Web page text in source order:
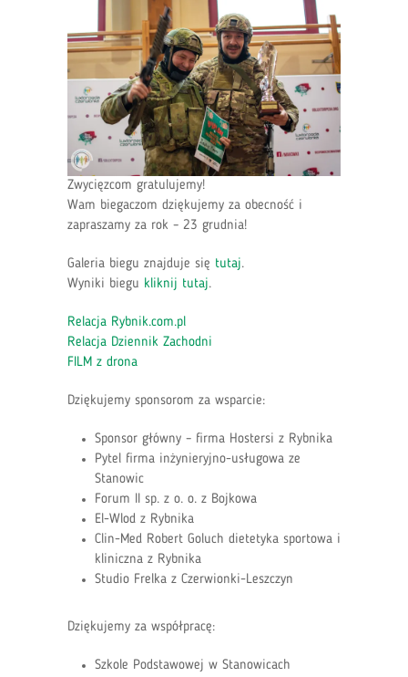
Zwycięzcom gratulujemy!
Wam biegaczom dziękujemy za obecność i
zapraszamy za rok – 23 grudnia!
Galeria biegu znajduje się tutaj.
Wyniki biegu kliknij tutaj.
Relacja Rybnik.com.pl
Relacja Dziennik Zachodni
FILM z drona
Dziękujemy sponsorom za wsparcie:
Sponsor główny – firma Hostersi z Rybnika
Pytel firma inżynieryjno-usługowa ze
Stanowic
Forum II sp. z o. o. z Bojkowa
El-Wlod z Rybnika
Clin-Med Robert Goluch dietetyka sportowa i
kliniczna z Rybnika
Studio Frelka z Czerwionki-Leszczyn
Dziękujemy za współpracę:
Szkole Podstawowej w Stanowicach